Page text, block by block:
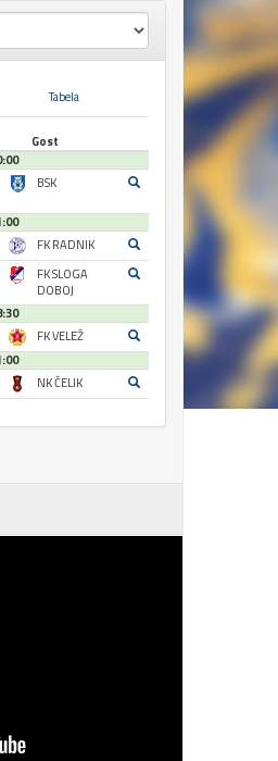
Tabela
Gost
BSK
FK RADNIK
FK SLOGA
DOBOJ
FK VELEŽ
NK ČELIK